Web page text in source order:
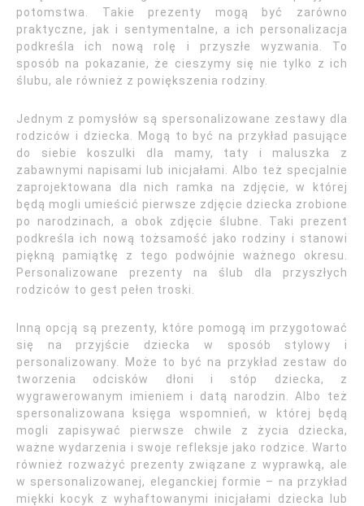
potomstwa. Takie prezenty mogą być zarówno
praktyczne, jak i sentymentalne, a ich personalizacja
podkreśla ich nową rolę i przyszłe wyzwania. To
sposób na pokazanie, że cieszymy się nie tylko z ich
ślubu, ale również z powiększenia rodziny.
Jednym z pomysłów są spersonalizowane zestawy dla
rodziców i dziecka. Mogą to być na przykład pasujące
do siebie koszulki dla mamy, taty i maluszka z
zabawnymi napisami lub inicjałami. Albo też specjalnie
zaprojektowana dla nich ramka na zdjęcie, w której
będą mogli umieścić pierwsze zdjęcie dziecka zrobione
po narodzinach, a obok zdjęcie ślubne. Taki prezent
podkreśla ich nową tożsamość jako rodziny i stanowi
piękną pamiątkę z tego podwójnie ważnego okresu.
Personalizowane prezenty na ślub dla przyszłych
rodziców to gest pełen troski.
Inną opcją są prezenty, które pomogą im przygotować
się na przyjście dziecka w sposób stylowy i
personalizowany. Może to być na przykład zestaw do
tworzenia odcisków dłoni i stóp dziecka, z
wygrawerowanym imieniem i datą narodzin. Albo też
spersonalizowana księga wspomnień, w której będą
mogli zapisywać pierwsze chwile z życia dziecka,
ważne wydarzenia i swoje refleksje jako rodzice. Warto
również rozważyć prezenty związane z wyprawką, ale
w spersonalizowanej, eleganckiej formie – na przykład
miękki kocyk z wyhaftowanymi inicjałami dziecka lub